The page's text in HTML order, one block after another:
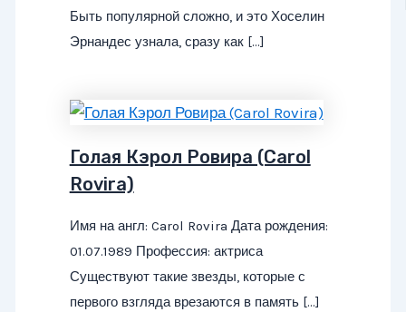
Быть популярной сложно, и это Хоселин
Эрнандес узнала, сразу как […]
Голая Кэрол Ровира (Carol
Rovira)
Имя на англ: Carol Rovira Дата рождения:
01.07.1989 Профессия: актриса
Существуют такие звезды, которые с
первого взгляда врезаются в память […]